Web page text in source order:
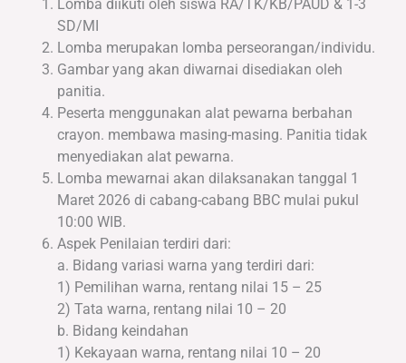
Lomba diikuti oleh siswa RA/TK/KB/PAUD & 1-3
SD/MI
Lomba merupakan lomba perseorangan/individu.
Gambar yang akan diwarnai disediakan oleh
panitia.
Peserta menggunakan alat pewarna berbahan
crayon. membawa masing-masing. Panitia tidak
menyediakan alat pewarna.
Lomba mewarnai akan dilaksanakan tanggal 1
Maret 2026 di cabang-cabang BBC mulai pukul
10:00 WIB.
Aspek Penilaian terdiri dari:
a. Bidang variasi warna yang terdiri dari:
1) Pemilihan warna, rentang nilai 15 – 25
2) Tata warna, rentang nilai 10 – 20
b. Bidang keindahan
1) Kekayaan warna, rentang nilai 10 – 20